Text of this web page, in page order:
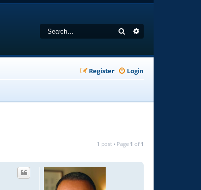
Search
Login
Register
1 post • Page 1 of 1